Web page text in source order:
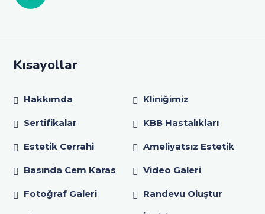
Kısayollar
Hakkımda Kliniğimiz
Sertifikalar KBB Hastalıkları
Estetik Cerrahi Ameliyatsız Estetik
Basında Cem Karas Video Galeri
Fotoğraf Galeri Randevu Oluştur